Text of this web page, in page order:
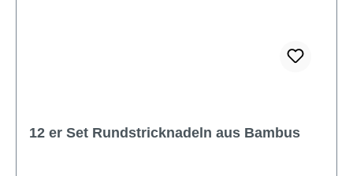
12 er Set Rundstricknadeln aus Bambus